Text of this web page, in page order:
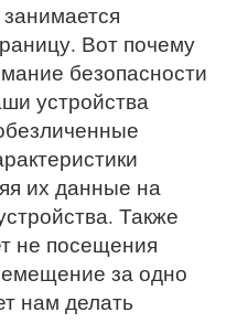
Вот почему
безопасности
устройства
их данные на
Также
не посещения
за одно
нам делать